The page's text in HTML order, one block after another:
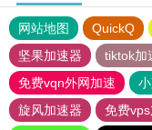
网站地图 QuickQ
坚果加速器
tiktok加
免费vqn外网加速
旋风加速器
免费